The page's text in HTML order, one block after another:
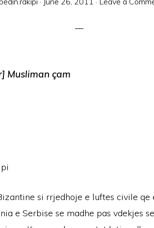
Musliman çam
si rrjedhoje e luftes civile
e Serbise se madhe pas vdekjes